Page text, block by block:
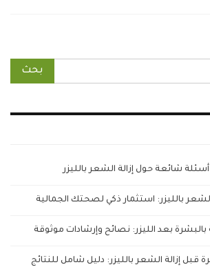
شائعة حول إزالة الشعر بالليزر
الشعر بالليزر: استثمار ذكي لصحتك الجمالية
بعد الليزر: نصائح وإرشادات موثوقة
قبل إزالة الشعر بالليزر: دليل شامل للنتائج